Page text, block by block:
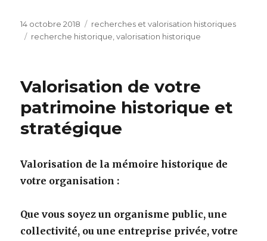
Publié
le
14 octobre 2018 Catégories
recherches et valorisation historiques
Étiquettes
recherche historique,valorisation historique
Valorisation de votre
patrimoine historique et
stratégique
Valorisation de la mémoire historique de
votre organisation :
Que vous soyez un organisme public, une
collectivité, ou une entreprise privée, votre